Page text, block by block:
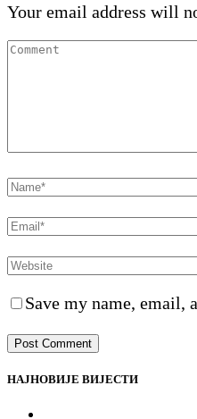
Your email address will
Save my name, email,
НАЈНОВИЈЕ ВИЈЕСТИ